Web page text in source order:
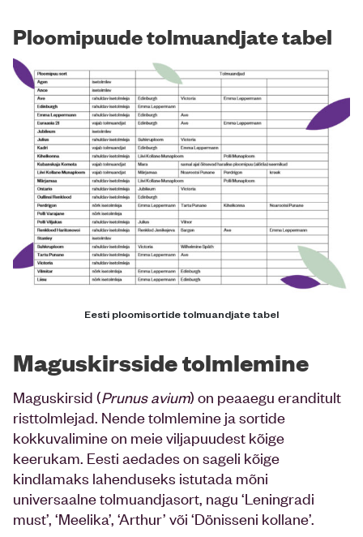
Ploomipuude tolmuandjate tabel
Eesti ploomisortide tolmuandjate tabel
Maguskirsside tolmlemine
Maguskirsid (Prunus avium) on peaaegu eranditult
risttolmlejad. Nende tolmlemine ja sortide
kokkuvalimine on meie viljapuudest kõige
keerukam. Eesti aedades on sageli kõige
kindlamaks lahenduseks istutada mõni
universaalne tolmuandjasort, nagu ‘Leningradi
must’, ‘Meelika’, ‘Arthur’ või ‘Dönisseni kollane’.